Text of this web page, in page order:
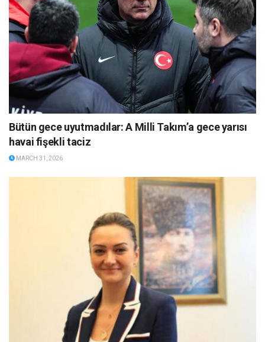
Bütün gece uyutmadılar: A Milli Takım’a gece yarısı
havai fişekli taciz
MARCH 31, 2026